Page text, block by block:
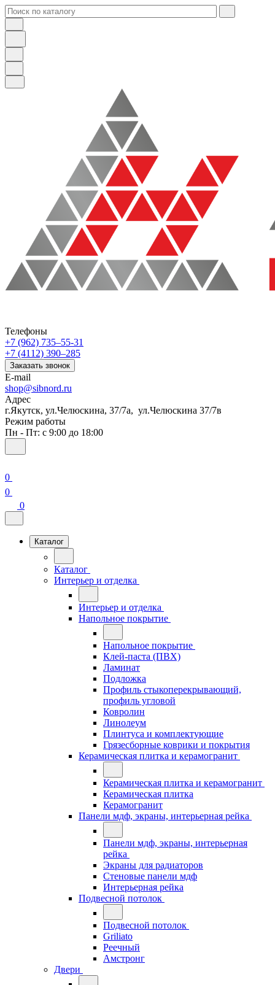
Телефоны
+7 (962) 735‒55-31
+7 (4112) 390‒285
Заказать звонок
E-mail
shop@sibnord.ru
Адрес
​г.Якутск, ул.Челюскина, 37/7а, ул.Челюскина 37/7в
Режим работы
Пн - Пт: с 9:00 до 18:00
0
0
0
Каталог
Каталог
Интерьер и отделка
Интерьер и отделка
Напольное покрытие
Напольное покрытие
Клей-паста (ПВХ)
Ламинат
Подложка
Профиль стыкоперекрывающий,
профиль угловой
Ковролин
Линолеум
Плинтуса и комплектующие
Грязесборные коврики и покрытия
Керамическая плитка и керамогранит
Керамическая плитка и керамогранит
Керамическая плитка
Керамогранит
Панели мдф, экраны, интерьерная рейка
Панели мдф, экраны, интерьерная
рейка
Экраны для радиаторов
Стеновые панели мдф
Интерьерная рейка
Подвесной потолок
Подвесной потолок
Griliato
Реечный
Амстронг
Двери